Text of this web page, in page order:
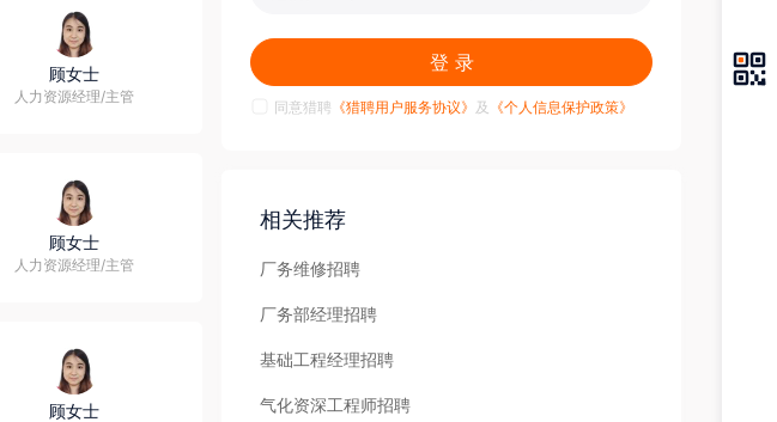
顾女士
人力资源经理/主管
顾女士
人力资源经理/主管
顾女士
登 录
同意猎聘 《猎聘用户服务协议》 及 《个人信息保护政策》
相关推荐
厂务维修招聘
厂务部经理招聘
基础工程经理招聘
气化资深工程师招聘